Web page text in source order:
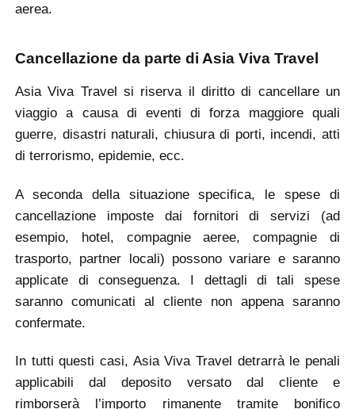
aerea.
Cancellazione da parte di Asia Viva Travel
Asia Viva Travel si riserva il diritto di cancellare un
viaggio a causa di eventi di forza maggiore quali
guerre, disastri naturali, chiusura di porti, incendi, atti
di terrorismo, epidemie, ecc.
A seconda della situazione specifica, le spese di
cancellazione imposte dai fornitori di servizi (ad
esempio, hotel, compagnie aeree, compagnie di
trasporto, partner locali) possono variare e saranno
applicate di conseguenza. I dettagli di tali spese
saranno comunicati al cliente non appena saranno
confermate.
In tutti questi casi, Asia Viva Travel detrarrà le penali
applicabili dal deposito versato dal cliente e
rimborserà l’importo rimanente tramite bonifico